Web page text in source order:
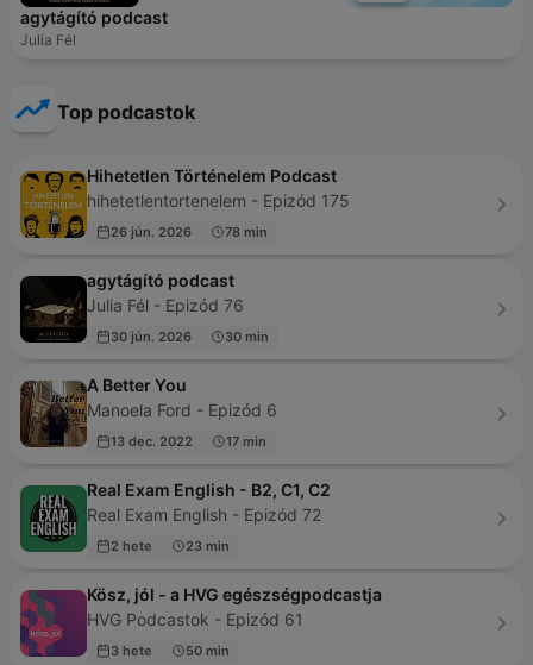
agytágító podcast
Julia Fél
Top podcastok
Hihetetlen Történelem Podcast
hihetetlentortenelem - Epizód 175
26 jún. 2026 78 min
agytágító podcast
Julia Fél - Epizód 76
30 jún. 2026 30 min
A Better You
Manoela Ford - Epizód 6
13 dec. 2022 17 min
Real Exam English - B2, C1, C2
Real Exam English - Epizód 72
2 hete 23 min
Kösz, jól - a HVG egészségpodcastja
HVG Podcastok - Epizód 61
3 hete 50 min